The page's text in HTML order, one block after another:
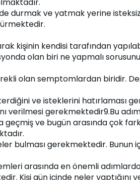
durmak ve yatmak yerine
kişinin kendisi tarafından
olan biri ne yapmalı
olan semptomlardan biridir.
ve isteklerini hatırlaması
verilmesi gerekmektedir9.Bu
geçmiş ve bugün arasında çok
bulması gerekmektedir.
arasında en önemli
Kişi gün içinde neler yaptığını